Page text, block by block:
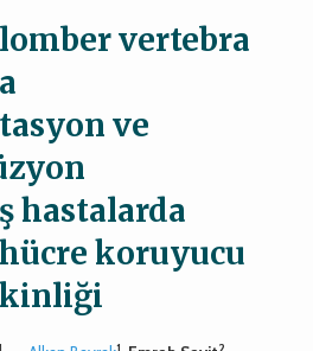
vertebra
ve
hastalarda
koruyucu
1 2